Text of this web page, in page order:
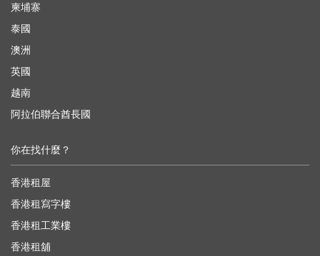
柬埔寨
泰國
澳洲
英國
越南
阿拉伯聯合酋長國
你在找什麼？
香港租屋
香港租寫字樓
香港租工業樓
香港租舖